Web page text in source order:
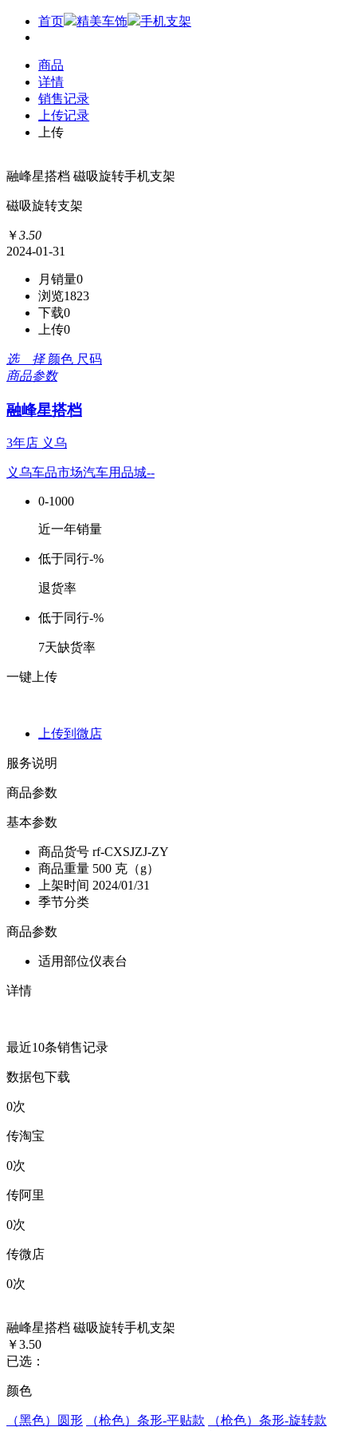
首页 精美车饰 手机支架
商品
详情
销售记录
上传记录
上传
融峰星搭档 磁吸旋转手机支架
磁吸旋转支架
￥3.50
2024-01-31
月销量0
浏览1823
下载0
上传0
选 择 颜色 尺码
商品参数
融峰星搭档
3年店 义乌
义乌车品市场汽车用品城--
0-1000
近一年销量
低于同行-%
退货率
低于同行-%
7天缺货率
一键上传
上传到微店
服务说明
商品参数
基本参数
商品货号 rf-CXSJZJ-ZY
商品重量 500 克（g）
上架时间 2024/01/31
季节分类
商品参数
适用部位仪表台
详情
最近10条销售记录
数据包下载
0次
传淘宝
0次
传阿里
0次
传微店
0次
融峰星搭档 磁吸旋转手机支架
￥3.50
已选：
颜色
（黑色）圆形 （枪色）条形-平贴款
（枪色）条形-旋转款